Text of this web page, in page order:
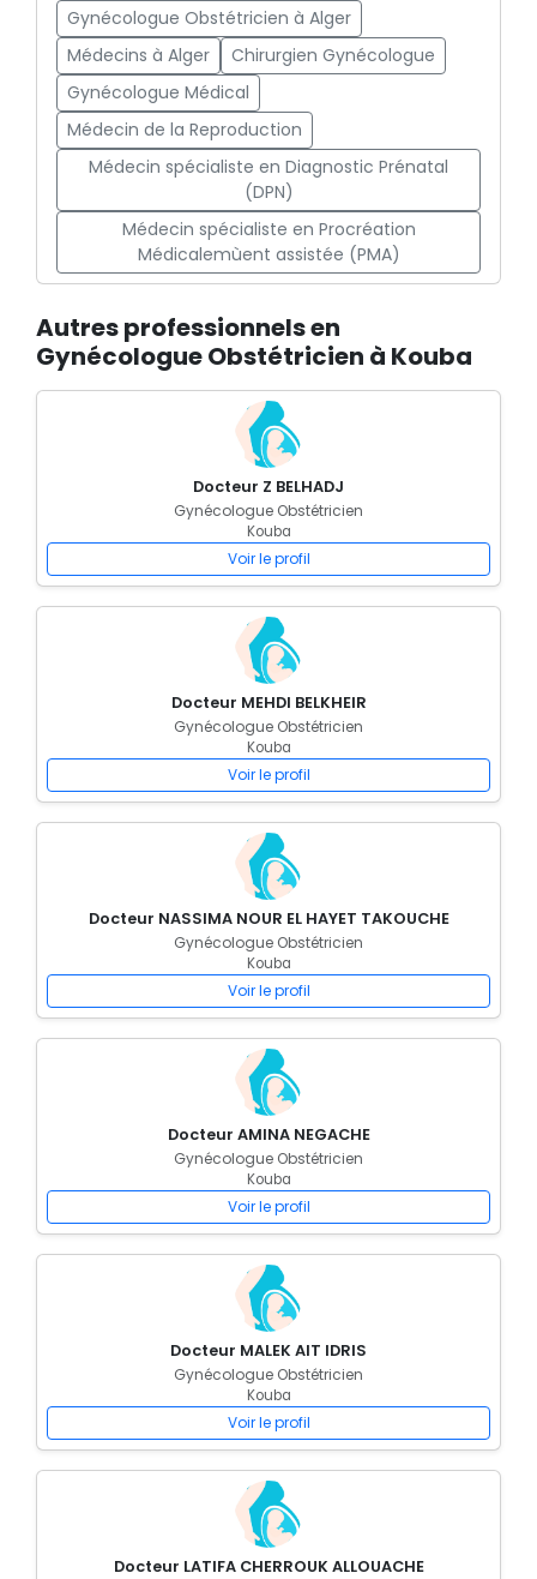
Gynécologue Obstétricien à Alger
Médecins à Alger
Chirurgien Gynécologue
Gynécologue Médical
Médecin de la Reproduction
Médecin spécialiste en Diagnostic Prénatal
(DPN)
Médecin spécialiste en Procréation
Médicalemùent assistée (PMA)
Autres professionnels en
Gynécologue Obstétricien à Kouba
Docteur Z BELHADJ
Gynécologue Obstétricien
Kouba
Voir le profil
Docteur MEHDI BELKHEIR
Gynécologue Obstétricien
Kouba
Voir le profil
Docteur NASSIMA NOUR EL HAYET TAKOUCHE
Gynécologue Obstétricien
Kouba
Voir le profil
Docteur AMINA NEGACHE
Gynécologue Obstétricien
Kouba
Voir le profil
Docteur MALEK AIT IDRIS
Gynécologue Obstétricien
Kouba
Voir le profil
Docteur LATIFA CHERROUK ALLOUACHE